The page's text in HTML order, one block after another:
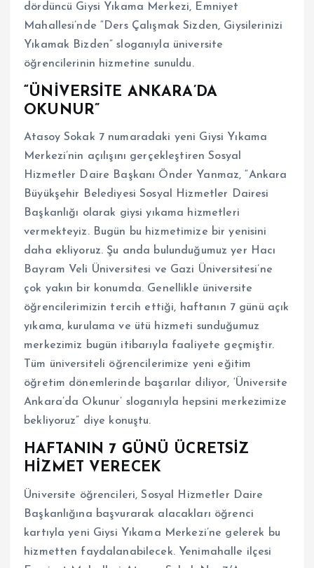
dördüncü Giysi Yıkama Merkezi, Emniyet
Mahallesi’nde “Ders Çalışmak Sizden, Giysilerinizi
Yıkamak Bizden” sloganıyla üniversite
öğrencilerinin hizmetine sunuldu.
“ÜNİVERSİTE ANKARA’DA
OKUNUR”
Atasoy Sokak 7 numaradaki yeni Giysi Yıkama
Merkezi’nin açılışını gerçekleştiren Sosyal
Hizmetler Daire Başkanı Önder Yanmaz, “Ankara
Büyükşehir Belediyesi Sosyal Hizmetler Dairesi
Başkanlığı olarak giysi yıkama hizmetleri
vermekteyiz. Bugün bu hizmetimize bir yenisini
daha ekliyoruz. Şu anda bulunduğumuz yer Hacı
Bayram Veli Üniversitesi ve Gazi Üniversitesi’ne
çok yakın bir konumda. Genellikle üniversite
öğrencilerimizin tercih ettiği, haftanın 7 günü açık
yıkama, kurulama ve ütü hizmeti sunduğumuz
merkezimiz bugün itibarıyla faaliyete geçmiştir.
Tüm üniversiteli öğrencilerimize yeni eğitim
öğretim dönemlerinde başarılar diliyor, ‘Üniversite
Ankara’da Okunur’ sloganıyla hepsini merkezimize
bekliyoruz” diye konuştu.
HAFTANIN 7 GÜNÜ ÜCRETSİZ
HİZMET VERECEK
Üniversite öğrencileri, Sosyal Hizmetler Daire
Başkanlığına başvurarak alacakları öğrenci
kartıyla yeni Giysi Yıkama Merkezi’ne gelerek bu
hizmetten faydalanabilecek. Yenimahalle ilçesi